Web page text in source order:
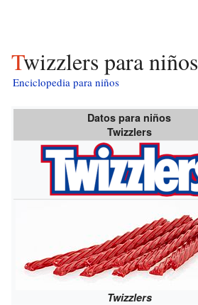
Twizzlers para niños
Enciclopedia para niños
Datos para niños
Twizzlers
Twizzlers